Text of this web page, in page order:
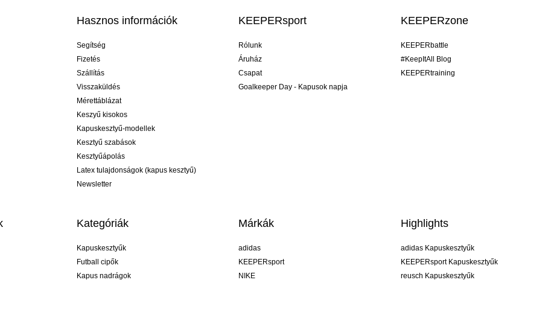
Hasznos információk
Segítség
Fizetés
Szállítás
Visszaküldés
Mérettáblázat
Keszyű kisokos
Kapuskesztyű-modellek
Kesztyű szabások
Kesztyűápolás
Latex tulajdonságok (kapus kesztyű)
Newsletter
KEEPERsport
Rólunk
Áruház
Csapat
Goalkeeper Day - Kapusok napja
KEEPERzone
KEEPERbattle
#KeepItAll Blog
KEEPERtraining
Kategóriák
Kapuskesztyűk
Futball cipők
Kapus nadrágok
Márkák
adidas
KEEPERsport
NIKE
Highlights
adidas Kapuskesztyűk
KEEPERsport Kapuskesztyűk
reusch Kapuskesztyűk